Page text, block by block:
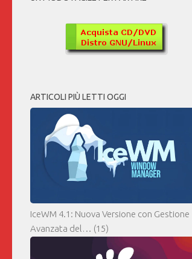
ARTICOLI PIÙ LETTI OGGI
IceWM 4.1: Nuova Versione con Gestione
Avanzata del… (15)